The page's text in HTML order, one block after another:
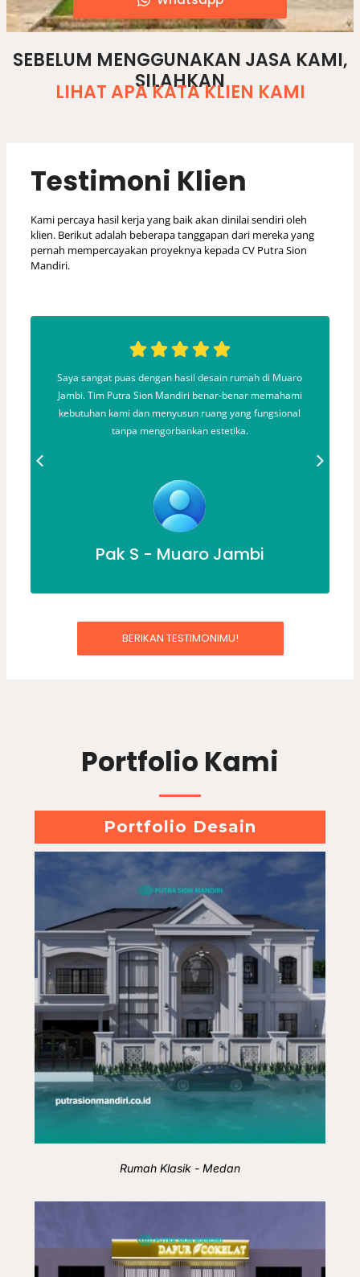
SEBELUM MENGGUNAKAN JASA KAMI,
SILAHKAN
LIHAT APA KATA KLIEN KAMI
Testimoni Klien
Kami percaya hasil kerja yang baik akan dinilai sendiri oleh
klien. Berikut adalah beberapa tanggapan dari mereka yang
pernah mempercayakan proyeknya kepada CV Putra Sion
Mandiri.
Pak S - Muaro Jambi
Saya sangat puas dengan hasil desain rumah di Muaro
Jambi. Tim Putra Sion Mandiri benar-benar memahami
kebutuhan kami dan menyusun ruang yang fungsional
tanpa mengorbankan estetika.
BERIKAN TESTIMONIMU!
Portfolio Kami
Portfolio Desain
Rumah Klasik - Medan